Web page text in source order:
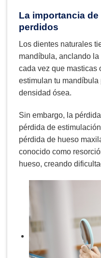
La importancia
perdidos
Los dientes naturales
mandíbula, anclando
cada vez que masticas
estimulan tu
densidad ósea.
Sin embargo, la
pérdida de
pérdida de hueso
conocido como
hueso, creando